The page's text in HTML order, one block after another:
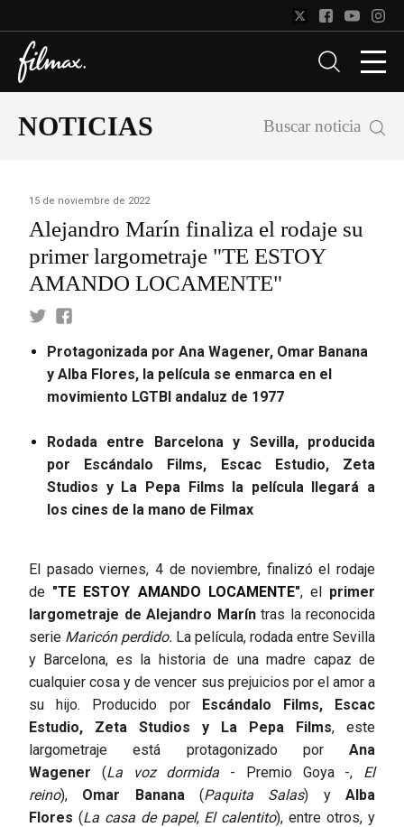
NOTICIAS Buscar noticia
15 de noviembre de 2022
Alejandro Marín finaliza el rodaje su
primer largometraje "TE ESTOY
AMANDO LOCAMENTE"
Protagonizada por Ana Wagener, Omar Banana
y Alba Flores, la película se enmarca en el
movimiento LGTBI andaluz de 1977
Rodada entre Barcelona y Sevilla, producida
por Escándalo Films, Escac Estudio, Zeta
Studios y La Pepa Films la película llegará a
los cines de la mano de Filmax
El pasado viernes, 4 de noviembre, finalizó el rodaje
de "TE ESTOY AMANDO LOCAMENTE", el primer
largometraje de Alejandro Maríntras la reconocida
serie Maricón perdido. La película, rodada entre Sevilla
y Barcelona, es la historia de una madre capaz de
cualquier cosa y de vencer sus prejuicios por el amor a
su hijo. Producido porEscándalo Films, Escac
Estudio, Zeta Studios y La Pepa Films, este
largometraje está protagonizado por Ana
Wagener (La voz dormida - Premio Goya -, El
reino), Omar Banana(Paquita Salas) yAlba
Flores (La casa de papel, El calentito), entre otros, y